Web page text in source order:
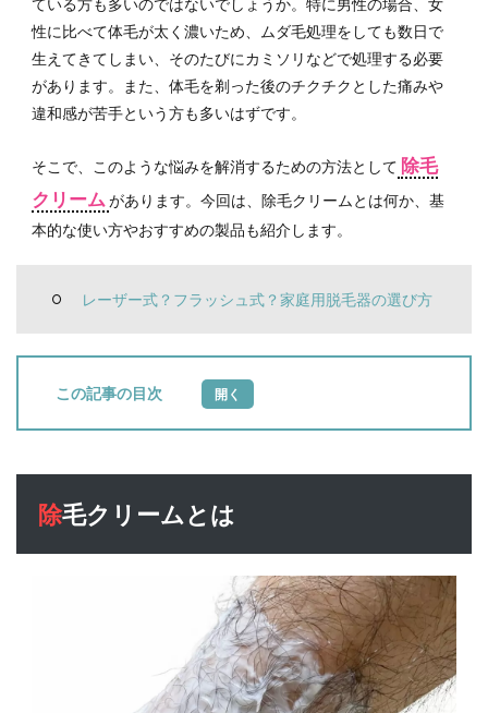
ている方も多いのではないでしょうか。特に男性の場合、女
性に比べて体毛が太く濃いため、ムダ毛処理をしても数日で
生えてきてしまい、そのたびにカミソリなどで処理する必要
があります。また、体毛を剃った後のチクチクとした痛みや
違和感が苦手という方も多いはずです。
そこで、このような悩みを解消するための方法として 除毛
クリーム があります。今回は、除毛クリームとは何か、基
本的な使い方やおすすめの製品も紹介します。
レーザー式？フラッシュ式？家庭用脱毛器の選び方
目次
とは除毛クリームとは